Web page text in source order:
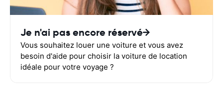
Je n'ai pas encore réservé
Vous souhaitez louer une voiture et vous avez
besoin d'aide pour choisir la voiture de location
idéale pour votre voyage ?